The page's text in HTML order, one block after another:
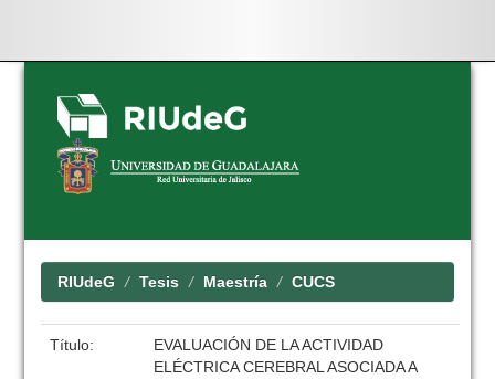
Skip
navigation
RIUdeG Tesis Maestría CUCS
Título:
EVALUACIÓN DE LA ACTIVIDAD
ELÉCTRICA CEREBRAL ASOCIADA A